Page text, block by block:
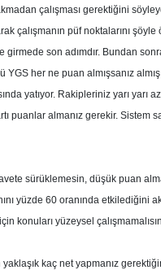
çalışması gerektiğini
çalışmanın püf noktalarını
son adımdır. Bundan
her ne puan almışsanız
yatıyor. Rakipleriniz yarı yarı
puanlar almanız gerekir. Sistem
sürüklemesin, düşük puan
yüzde 60 oranında etkilediğini
konuları yüzeysel
kaç net yapmanız